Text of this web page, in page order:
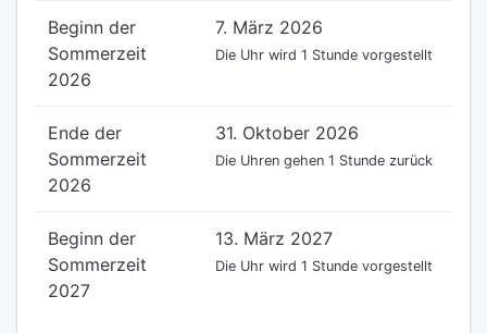
Beginn der
Sommerzeit
2026
7. März 2026
Die Uhr wird 1 Stunde vorgestellt
Ende der
Sommerzeit
2026
31. Oktober 2026
Die Uhren gehen 1 Stunde zurück
Beginn der
Sommerzeit
2027
13. März 2027
Die Uhr wird 1 Stunde vorgestellt